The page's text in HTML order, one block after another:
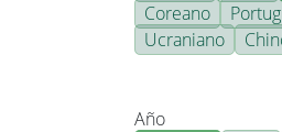
Coreano
Ucraniano
Año